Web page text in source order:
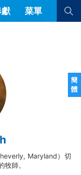
簡
體
菜單
講道與神學
與教會紀律
俄語
波斯語
Maryland）切
師。